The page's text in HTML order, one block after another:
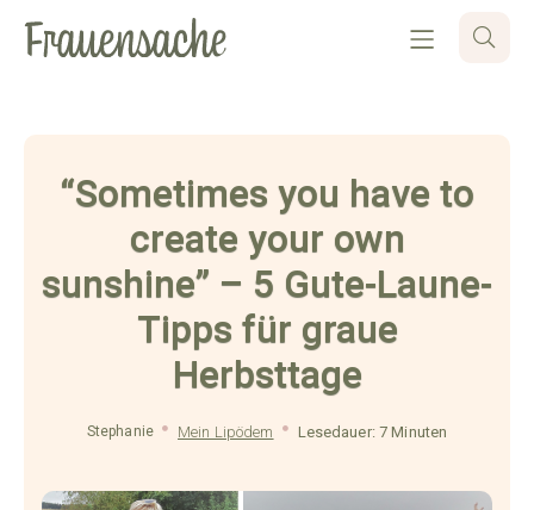
“Sometimes you have to
create your own
sunshine” – 5 Gute-Laune-
Tipps für graue
Herbsttage
Stephanie Mein Lipödem Lesedauer: 7 Minuten